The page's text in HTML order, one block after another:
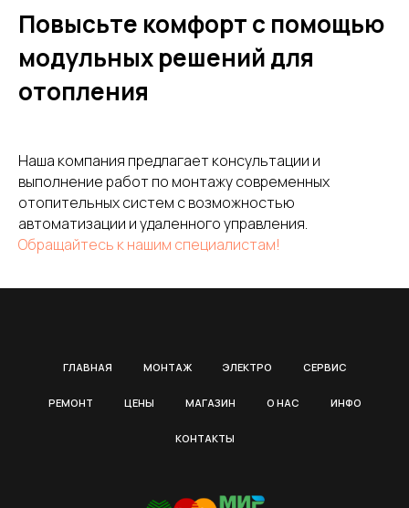
Повысьте комфорт с помощью
модульных решений для
отопления
Наша компания предлагает консультации и
выполнение работ по монтажу современных
отопительных систем с возможностью
автоматизации и удаленного управления.
Обращайтесь к нашим специалистам!
ГЛАВНАЯ МОНТАЖ ЭЛЕКТРО СЕРВИС
РЕМОНТ ЦЕНЫ МАГАЗИН О НАС ИНФО
КОНТАКТЫ